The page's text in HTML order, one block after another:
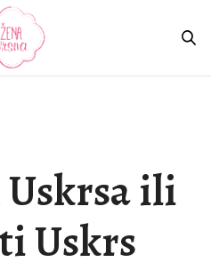
ili
Uskrs